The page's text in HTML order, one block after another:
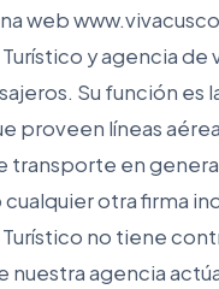
web
y agencia
Su función es
proveen líneas
transporte en
otra firma
Turístico no tiene
nuestra agencia